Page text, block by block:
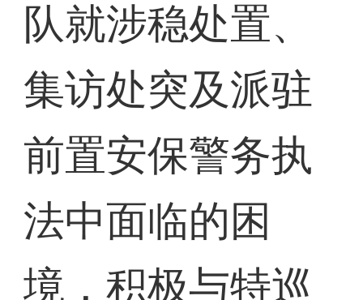
队就涉稳处置、
集访处突及派驻
前置安保警务执
法中面临的困
境，积极与特巡